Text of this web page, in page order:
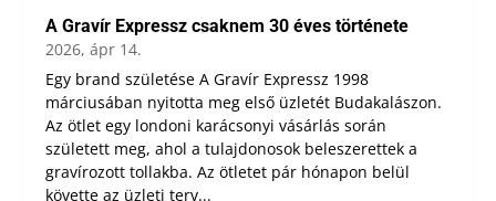
A Gravír Expressz csaknem 30 éves története
2026, ápr 14.
Egy brand születése A Gravír Expressz 1998
márciusában nyitotta meg első üzletét Budakalászon.
Az ötlet egy londoni karácsonyi vásárlás során
született meg, ahol a tulajdonosok beleszerettek a
gravírozott tollakba. Az ötletet pár hónapon belül
követte az üzleti terv...